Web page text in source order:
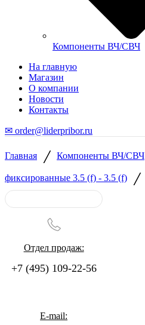
Компоненты ВЧ/СВЧ
На главную
Магазин
О компании
Новости
Контакты
✉ order@liderpribor.ru
Главная / Компоненты ВЧ/СВЧ
фиксированные 3.5 (f) - 3.5 (f) /
Отдел продаж:
+7 (495) 109-22-56
E-mail: